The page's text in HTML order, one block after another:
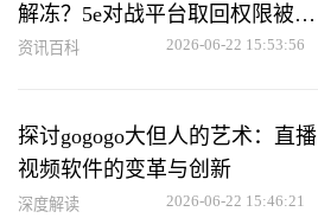
解冻？5e对战平台取回权限被冻
结解冻方法
资讯百科 2026-06-22 15:53:56
探讨gogogo大但人的艺术：直播
视频软件的变革与创新
深度解读 2026-06-22 15:46:21